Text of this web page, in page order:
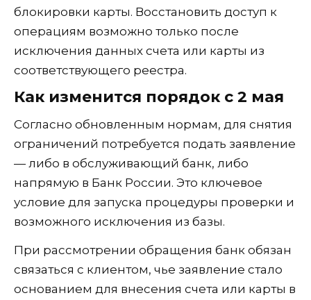
блокировки карты. Восстановить доступ к
операциям возможно только после
исключения данных счета или карты из
соответствующего реестра.
Как изменится порядок с 2 мая
Согласно обновленным нормам, для снятия
ограничений потребуется подать заявление
— либо в обслуживающий банк, либо
напрямую в Банк России. Это ключевое
условие для запуска процедуры проверки и
возможного исключения из базы.
При рассмотрении обращения банк обязан
связаться с клиентом, чье заявление стало
основанием для внесения счета или карты в